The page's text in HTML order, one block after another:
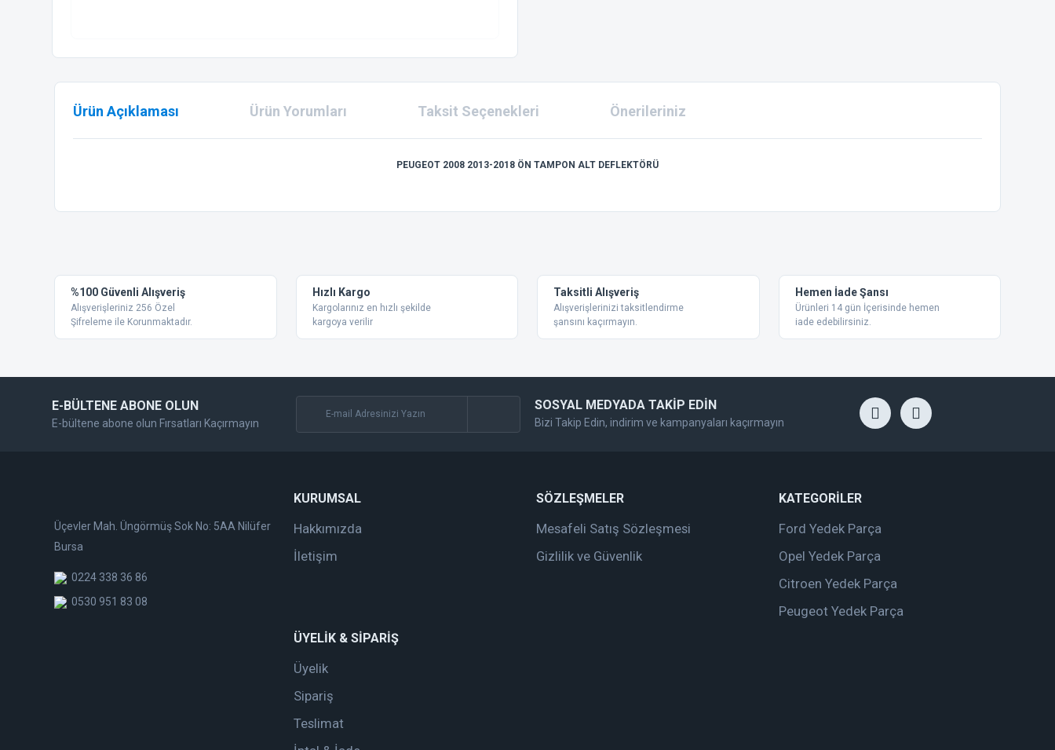
Ürün Açıklaması Ürün Yorumları Taksit Seçenekleri Önerileriniz
PEUGEOT 2008 2013-2018 ÖN TAMPON ALT DEFLEKTÖRÜ
Ürün resmi kalitesiz, bozuk veya görüntülenemiyor.
Ürün açıklamasında eksik bilgiler bulunuyor.
Ürün bilgilerinde hatalar bulunuyor.
Ürün fiyatı diğer sitelerden daha pahalı.
%100 Güvenli Alışveriş
Alışverişleriniz 256 Özel
Şifreleme ile Korunmaktadır.
Hızlı Kargo
Kargolarınız en hızlı şekilde
kargoya verilir
Taksitli Alışveriş
Alışverişlerinizi taksitlendirme
şansını kaçırmayın.
Hemen İade Şansı
Ürünleri 14 gün İçerisinde hemen
iade edebilirsiniz.
E-BÜLTENE ABONE OLUN
E-bültene abone olun Fırsatları Kaçırmayın
SOSYAL MEDYADA TAKİP EDİN
Bizi Takip Edin, indirim ve kampanyaları kaçırmayın
Üçevler Mah. Üngörmüş Sok No: 5AA Nilüfer
Bursa
0224 338 36 86
0530 951 83 08
KURUMSAL
Hakkımızda
İletişim
SÖZLEŞMELER
Mesafeli Satış Sözleşmesi
Gizlilik ve Güvenlik
KATEGORİLER
Ford Yedek Parça
Opel Yedek Parça
Citroen Yedek Parça
Peugeot Yedek Parça
ÜYELİK & SİPARİŞ
Üyelik
Sipariş
Teslimat